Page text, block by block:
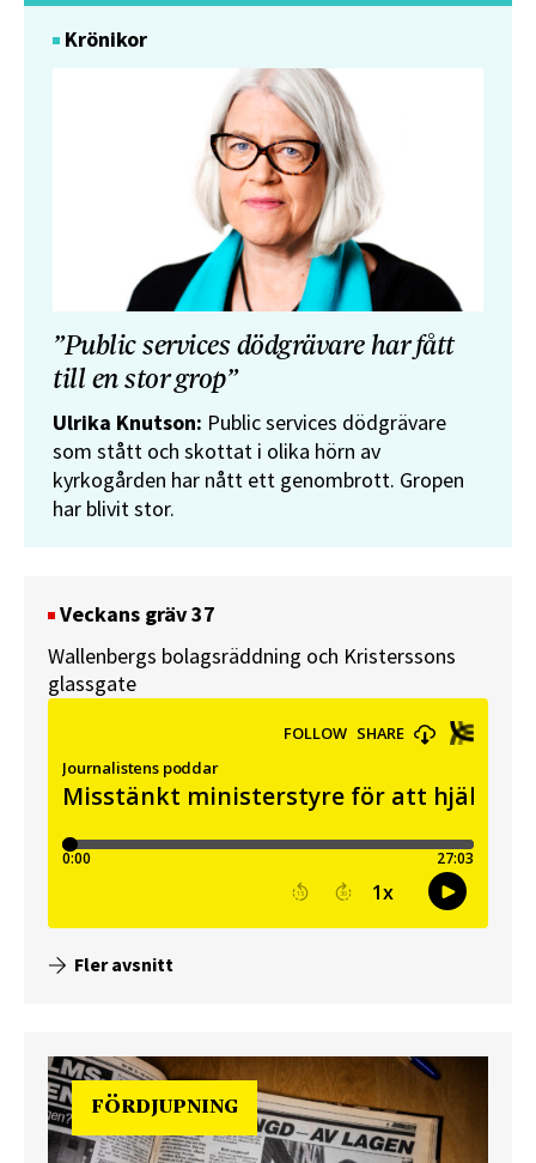
Krönikor
”Public services dödgrävare har fått
till en stor grop”
Ulrika Knutson: Public services dödgrävare
som stått och skottat i olika hörn av
kyrkogården har nått ett genombrott. Gropen
har blivit stor.
Veckans gräv 37
Wallenbergs bolagsräddning och Kristerssons
glassgate
Fler avsnitt
FÖRDJUPNING